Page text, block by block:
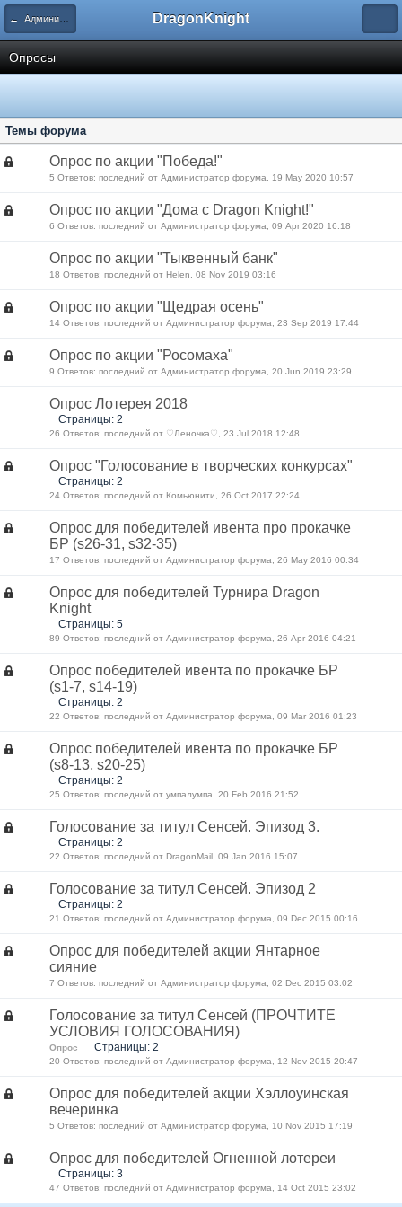
← Административный раздел DragonKnight
Опросы
Темы форума
Опрос по акции "Победа!"
5 Ответов: последний от Администратор форума, 19 May 2020 10:57
Опрос по акции "Дома с Dragon Knight!"
6 Ответов: последний от Администратор форума, 09 Apr 2020 16:18
Опрос по акции "Тыквенный банк"
18 Ответов: последний от Нelen, 08 Nov 2019 03:16
Опрос по акции "Щедрая осень"
14 Ответов: последний от Администратор форума, 23 Sep 2019 17:44
Опрос по акции "Росомаха"
9 Ответов: последний от Администратор форума, 20 Jun 2019 23:29
Опрос Лотерея 2018
Страницы: 2
26 Ответов: последний от ♡Леночка♡, 23 Jul 2018 12:48
Опрос "Голосование в творческих конкурсах"
Страницы: 2
24 Ответов: последний от Комьюнити, 26 Oct 2017 22:24
Опрос для победителей ивента про прокачке
БР (s26-31, s32-35)
17 Ответов: последний от Администратор форума, 26 May 2016 00:34
Опрос для победителей Турнира Dragon
Knight
Страницы: 5
89 Ответов: последний от Администратор форума, 26 Apr 2016 04:21
Опрос победителей ивента по прокачке БР
(s1-7, s14-19)
Страницы: 2
22 Ответов: последний от Администратор форума, 09 Mar 2016 01:23
Опрос победителей ивента по прокачке БР
(s8-13, s20-25)
Страницы: 2
25 Ответов: последний от умпалумпа, 20 Feb 2016 21:52
Голосование за титул Сенсей. Эпизод 3.
Страницы: 2
22 Ответов: последний от DragonMail, 09 Jan 2016 15:07
Голосование за титул Сенсей. Эпизод 2
Страницы: 2
21 Ответов: последний от Администратор форума, 09 Dec 2015 00:16
Опрос для победителей акции Янтарное
сияние
7 Ответов: последний от Администратор форума, 02 Dec 2015 03:02
Голосование за титул Сенсей (ПРОЧТИТЕ
УСЛОВИЯ ГОЛОСОВАНИЯ)
Опрос Страницы: 2
20 Ответов: последний от Администратор форума, 12 Nov 2015 20:47
Опрос для победителей акции Хэллоуинская
вечеринка
5 Ответов: последний от Администратор форума, 10 Nov 2015 17:19
Опрос для победителей Огненной лотереи
Страницы: 3
47 Ответов: последний от Администратор форума, 14 Oct 2015 23:02